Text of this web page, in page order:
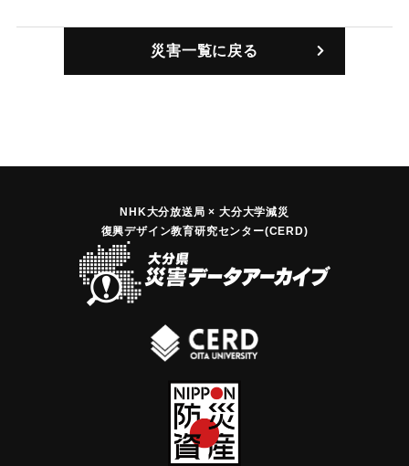
災害一覧に戻る
NHK大分放送局 × 大分大学減災
復興デザイン教育研究センター(CERD)